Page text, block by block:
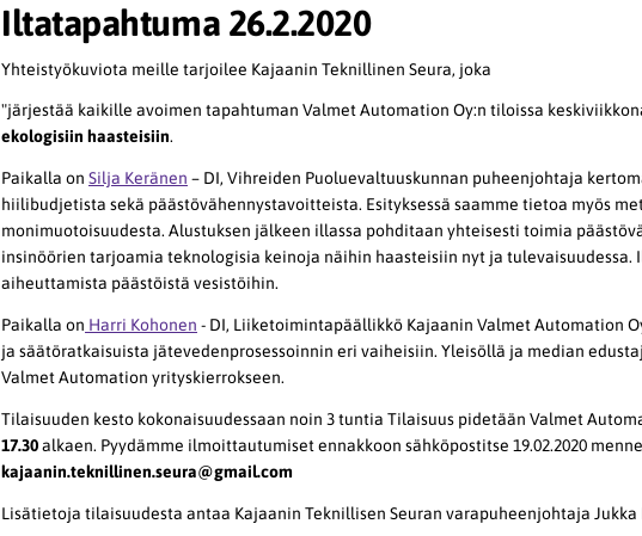
Iltatapahtuma 26.2.2020
Yhteistyökuviota meille tarjoilee Kajaanin Teknillinen Seura, joka
"järjestää kaikille avoimen tapahtuman Valmet Automation Oy:n tiloissa
ekologisiin haasteisiin.
Paikalla on Silja Keränen – DI, Vihreiden Puoluevaltuuskunnan puheenjohtaja
hiilibudjetista sekä päästövähennystavoitteista. Esityksessä saamme tietoa myös
monimuotoisuudesta. Alustuksen jälkeen illassa pohditaan yhteisesti toimia
insinöörien tarjoamia teknologisia keinoja näihin haasteisiin nyt ja tulevaisuudessa.
aiheuttamista päästöistä vesistöihin.
Paikalla on Harri Kohonen - DI, Liiketoimintapäällikkö Kajaanin Valmet Automation
ja säätöratkaisuista jätevedenprosessoinnin eri vaiheisiin. Yleisöllä ja median
Valmet Automation yrityskierrokseen.
Tilaisuuden kesto kokonaisuudessaan noin 3 tuntia Tilaisuus pidetään Valmet
17.30alkaen. Pyydämme ilmoittautumiset ennakkoon sähköpostitse 19.02.2020
kajaanin.teknillinen.seura@gmail.com
Lisätietoja tilaisuudesta antaa Kajaanin Teknillisen Seuran varapuheenjohtaja Jukka